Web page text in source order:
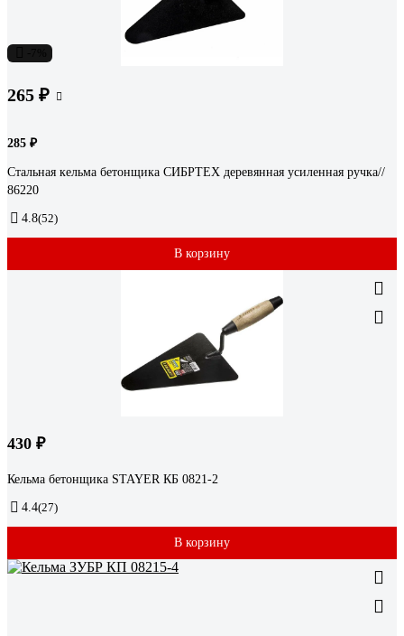
265 ₽
285 ₽
Стальная кельма бетонщика СИБРТЕХ деревянная усиленная ручка//
86220
4.8(52)
В корзину
430 ₽
Кельма бетонщика STAYER КБ 0821-2
4.4(27)
В корзину